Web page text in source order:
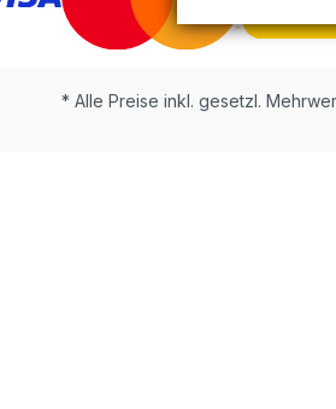
* Alle Preise inkl. gesetzl.